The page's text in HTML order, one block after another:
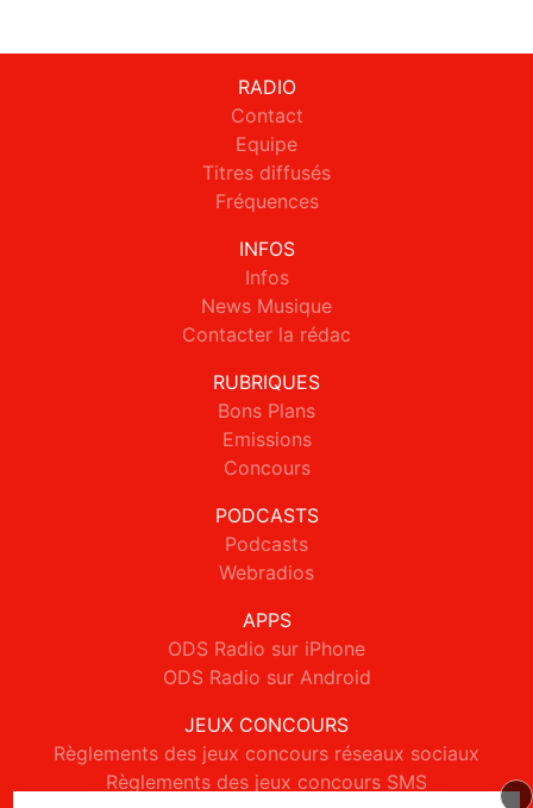
RADIO
Contact
Equipe
Titres diffusés
Fréquences
INFOS
Infos
News Musique
Contacter la rédac
RUBRIQUES
Bons Plans
Emissions
Concours
PODCASTS
Podcasts
Webradios
APPS
ODS Radio sur iPhone
ODS Radio sur Android
JEUX CONCOURS
Règlements des jeux concours réseaux sociaux
Règlements des jeux concours SMS